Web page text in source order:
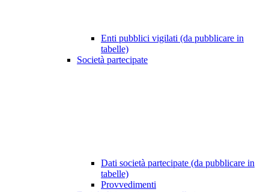
Enti pubblici vigilati (da pubblicare in
tabelle)
Società partecipate
Dati società partecipate (da pubblicare in
tabelle)
Provvedimenti